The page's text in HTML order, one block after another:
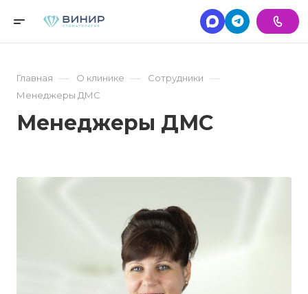
Главная — О клинике — Сотрудники —
Менеджеры ДМС
Менеджеры ДМС